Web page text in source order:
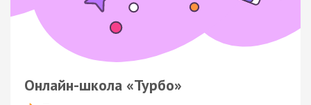
Онлайн-школа «Турбо»